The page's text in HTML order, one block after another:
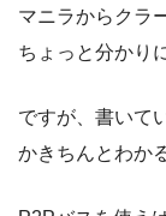
マニラからクラ
ちょっと分かり
ですが、書いて
かきちんとわか